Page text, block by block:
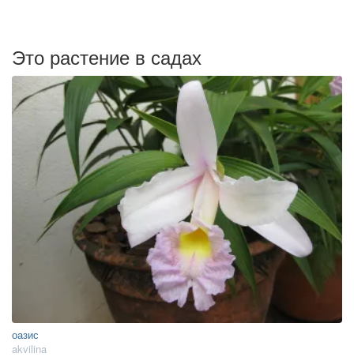
Это растение в садах
оазис
akvilina